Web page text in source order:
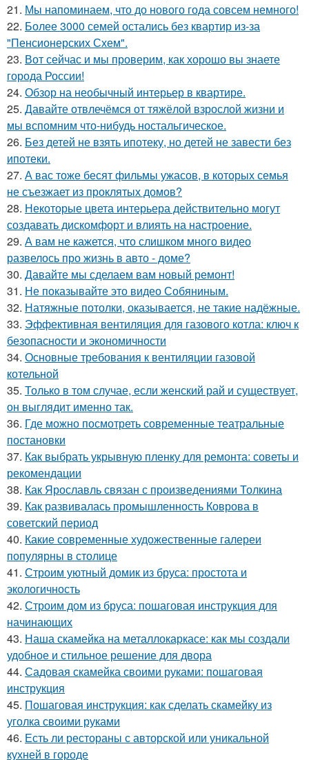
21. Мы напоминаем, что до нового года совсем немного!
22. Более 3000 семей остались без квартир из-за
"Пенсионерских Схем".
23. Вот сейчас и мы проверим, как хорошо вы знаете
города России!
24. Обзор на необычный интерьер в квартире.
25. Давайте отвлечёмся от тяжёлой взрослой жизни и
мы вспомним что-нибудь ностальгическое.
26. Без детей не взять ипотеку, но детей не завести без
ипотеки.
27. А вас тоже бесят фильмы ужасов, в которых семья
не съезжает из проклятых домов?
28. Некоторые цвета интерьера действительно могут
создавать дискомфорт и влиять на настроение.
29. А вам не кажется, что слишком много видео
развелось про жизнь в авто - доме?
30. Давайте мы сделаем вам новый ремонт!
31. Не показывайте это видео Собяниным.
32. Натяжные потолки, оказывается, не такие надёжные.
33. Эффективная вентиляция для газового котла: ключ к
безопасности и экономичности
34. Основные требования к вентиляции газовой
котельной
35. Только в том случае, если женский рай и существует,
он выглядит именно так.
36. Где можно посмотреть современные театральные
постановки
37. Как выбрать укрывную пленку для ремонта: советы и
рекомендации
38. Как Ярославль связан с произведениями Толкина
39. Как развивалась промышленность Коврова в
советский период
40. Какие современные художественные галереи
популярны в столице
41. Строим уютный домик из бруса: простота и
экологичность
42. Строим дом из бруса: пошаговая инструкция для
начинающих
43. Наша скамейка на металлокаркасе: как мы создали
удобное и стильное решение для двора
44. Садовая скамейка своими руками: пошаговая
инструкция
45. Пошаговая инструкция: как сделать скамейку из
уголка своими руками
46. Есть ли рестораны с авторской или уникальной
кухней в городе